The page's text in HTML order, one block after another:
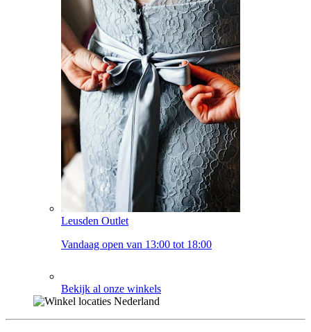
Leusden Outlet
Vandaag open van 13:00 tot 18:00
Bekijk al onze winkels